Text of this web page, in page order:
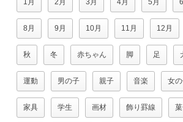
1月 2月 3月 4月 5月
8月 9月 10月 11月 12月
秋 冬 赤ちゃん 脚 足
運動 男の子 親子 音楽 女
家具 学生 画材 飾り罫線